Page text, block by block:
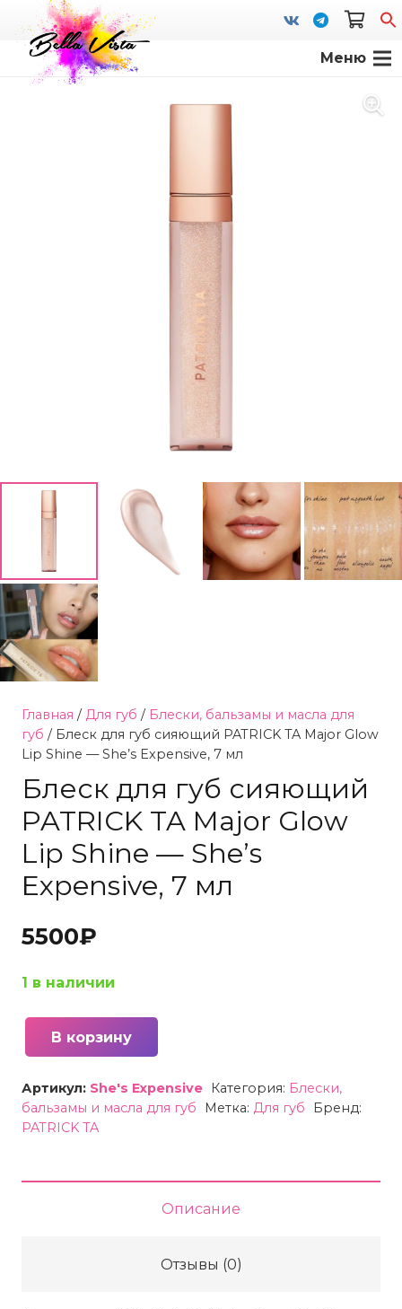
Меню
Главная / Для губ / Блески, бальзамы и масла для
губ / Блеск для губ сияющий PATRICK TA Major Glow
Lip Shine — She’s Expensive, 7 мл
Блеск для губ сияющий
PATRICK TA Major Glow
Lip Shine — She’s
Expensive, 7 мл
5500₽
1 в наличии
Количество
Блеск
для
В корзину
Артикул: She's Expensive Категория: Блески,
бальзамы и масла для губ
Метка: Для губ
Бренд:
PATRICK TA
Описание
Отзывы (0)